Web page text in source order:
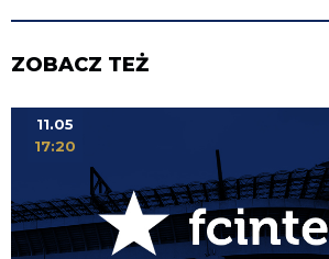
ZOBACZ TEŻ
11.05
17:20